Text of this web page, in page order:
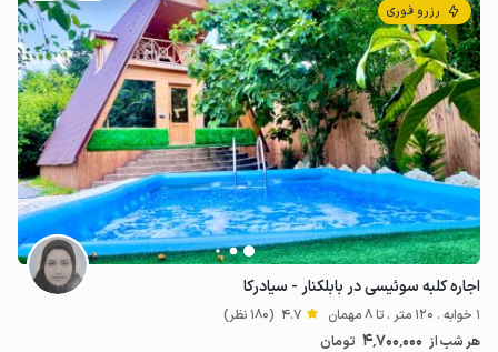
رزرو فوری
اجاره کلبه سوئیسی در بابلکنار - سیادرکا
1 خوابه . 120 متر . تا 8 مهمان 4.7 (180 نظر)
هر شب از 4٬700٬000 تومان